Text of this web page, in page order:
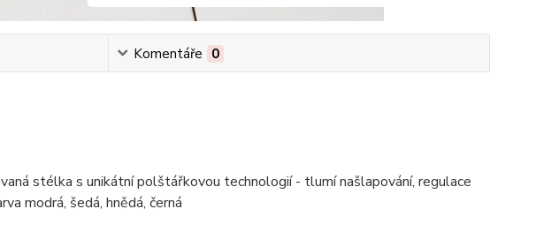
Komentáře 0
stélka s unikátní polštářkovou technologií - tlumí našlapování, regulace
modrá, šedá, hnědá, černá